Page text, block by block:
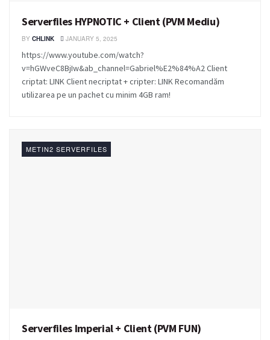
Serverfiles HYPNOTIC + Client (PVM Mediu)
BY CHLINK JANUARY 5, 2025
https://www.youtube.com/watch?
v=hGWveC8BjIw&ab_channel=Gabriel%E2%84%A2 Client
criptat: LINK Client necriptat + cripter: LINK Recomandăm
utilizarea pe un pachet cu minim 4GB ram!
METIN2 SERVERFILES
Serverfiles Imperial + Client (PVM FUN)